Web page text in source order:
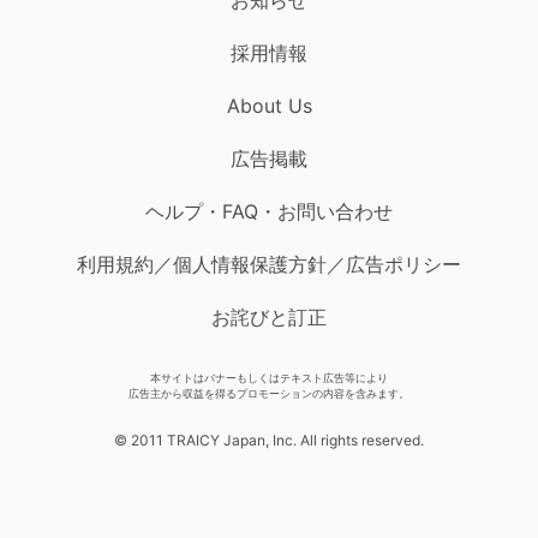
採用情報
About Us
広告掲載
ヘルプ・FAQ・お問い合わせ
利用規約／個人情報保護方針／広告ポリシー
お詫びと訂正
本サイトはバナーもしくはテキスト広告等により
広告主から収益を得るプロモーションの内容を含みます。
© 2011 TRAICY Japan, Inc. All rights reserved.